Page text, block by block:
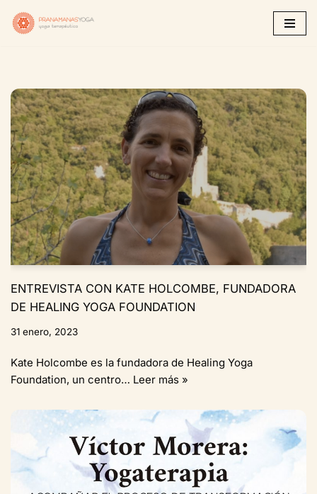
Saltar
ENTREVISTA CON KATE HOLCOMBE, FUNDADORA
DE HEALING YOGA FOUNDATION
31 enero, 2023
Kate Holcombe es la fundadora de Healing Yoga
Foundation, un centro… Leer más »